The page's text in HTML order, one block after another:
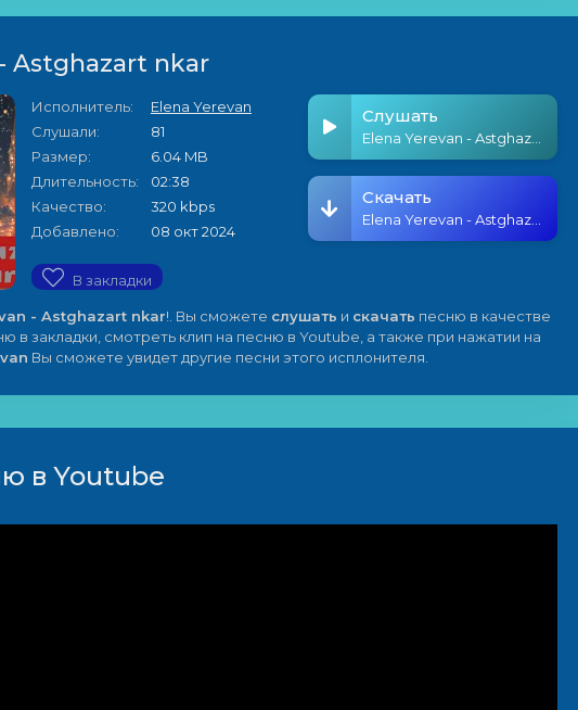
Astghazart nkar
Исполнитель:
Elena Yerevan
Слушали:
81
Размер:
6.04 MB
Длительность:
02:38
Качество:
320 kbps
Добавлено:
08 окт 2024
В закладки
Слушать
Скачать
- Astghazart nkar!. Вы сможете слушать и скачать песню в качестве
в закладки, смотреть клип на песню в Youtube, а также при нажатии на
Вы сможете увидет другие песни этого исплонителя.
в Youtube